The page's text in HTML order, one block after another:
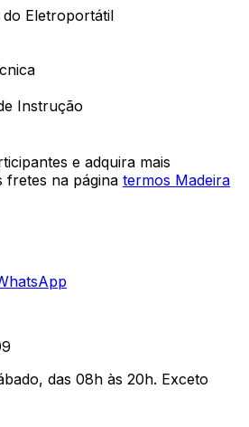
Eletroportátil
Instrução
e adquira mais
fretes na página termos Madeira
das 08h às 20h. Exceto